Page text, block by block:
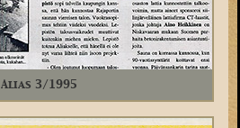
Alias 3/1995